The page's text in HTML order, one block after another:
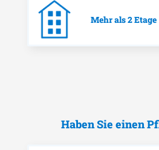
Mehr als 2 Etage
Haben Sie einen